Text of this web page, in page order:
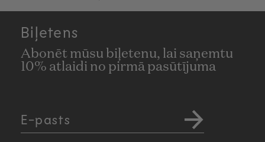
Biļetens
Abonēt mūsu biļetenu, lai saņemtu
10% atlaidi no pirmā pasūtījuma
E-pasts